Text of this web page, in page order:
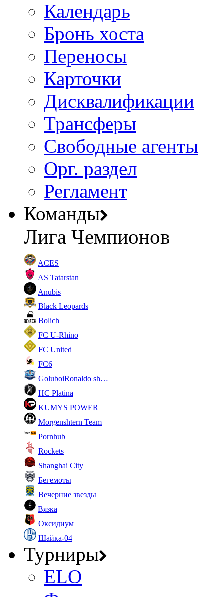
Календарь
Бронь хоста
Переносы
Карточки
Дисквалификации
Трансферы
Свободные агенты
Орг. раздел
Регламент
Команды
Лига Чемпионов
ACES
AS Tatarstan
Anubis
Black Leopards
Bolich
FC U-Rhino
FC United
FC6
GoluboiRonaldo sh…
HC Platina
KUMYS POWER
Morgenshtern Team
Pornhub
Rockets
Shanghai City
Бегемоты
Вечерние звезды
Вязка
Оксидиум
Шайка-04
Турниры
ELO